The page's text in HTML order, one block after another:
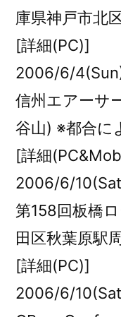
庫県神戸市北
[詳細(PC)]
2006/6/
信州エアーサ
谷山) ※都合に
[詳細
2006/6/
第158回板橋
田区秋葉原駅
[詳細(PC)]
2006/6/